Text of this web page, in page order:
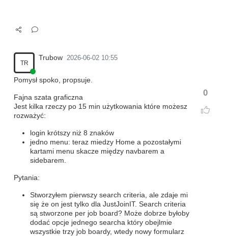
TR
Trubow 2026-06-02 10:55
0
Pomysł spoko, propsuje.
Fajna szata graficzna
Jest kilka rzeczy po 15 min użytkowania które możesz
rozważyć:
login krótszy niż 8 znaków
jedno menu: teraz miedzy Home a pozostałymi
kartami menu skacze między navbarem a
sidebarem.
Pytania:
Stworzyłem pierwszy search criteria, ale zdaje mi
się że on jest tylko dla JustJoinIT. Search criteria
są stworzone per job board? Może dobrze byłoby
dodać opcje jednego searcha który obejlmie
wszystkie trzy job boardy, wtedy nowy formularz